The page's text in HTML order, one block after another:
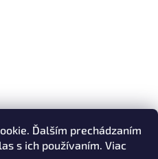
Ďalším prechádzaním
s ich používaním. Viac